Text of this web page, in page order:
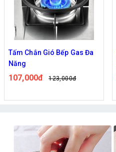
Tấm Chắn Gió Bếp Gas Đa
Năng
107,000đ 123,000đ